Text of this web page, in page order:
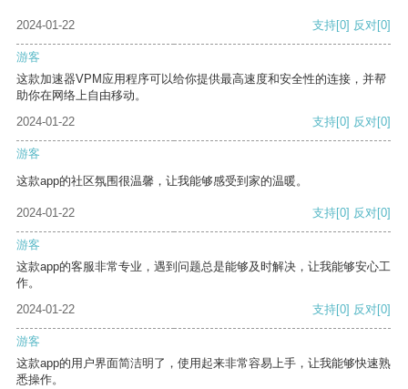
2024-01-22 支持[0] 反对[0]
游客
这款加速器VPM应用程序可以给你提供最高速度和安全性的连接，并帮
助你在网络上自由移动。
2024-01-22
支持[0] 反对[0]
游客
这款app的社区氛围很温馨，让我能够感受到家的温暖。
2024-01-22 支持[0] 反对[0]
游客
这款app的客服非常专业，遇到问题总是能够及时解决，让我能够安心工
作。
2024-01-22
支持[0] 反对[0]
游客
这款app的用户界面简洁明了，使用起来非常容易上手，让我能够快速熟
悉操作。